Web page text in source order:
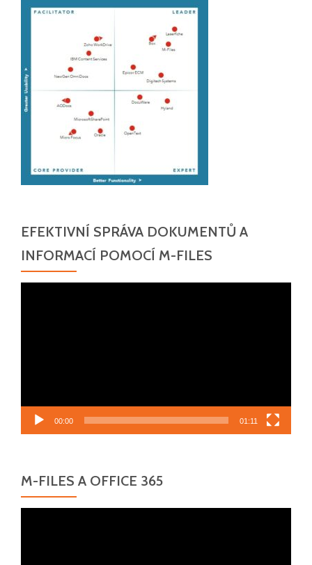
EFEKTIVNÍ SPRÁVA DOKUMENTŮ A
INFORMACÍ POMOCÍ M-FILES
00:00 01:11
M-FILES A OFFICE 365